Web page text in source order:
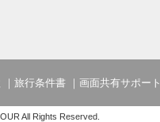
旅行条件書 画面共有サポート
All Rights Reserved.